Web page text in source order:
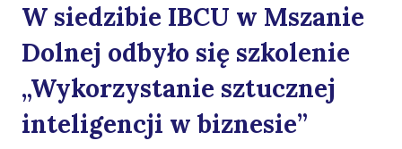
W siedzibie IBCU w Mszanie
Dolnej odbyło się szkolenie
„Wykorzystanie sztucznej
inteligencji w biznesie”